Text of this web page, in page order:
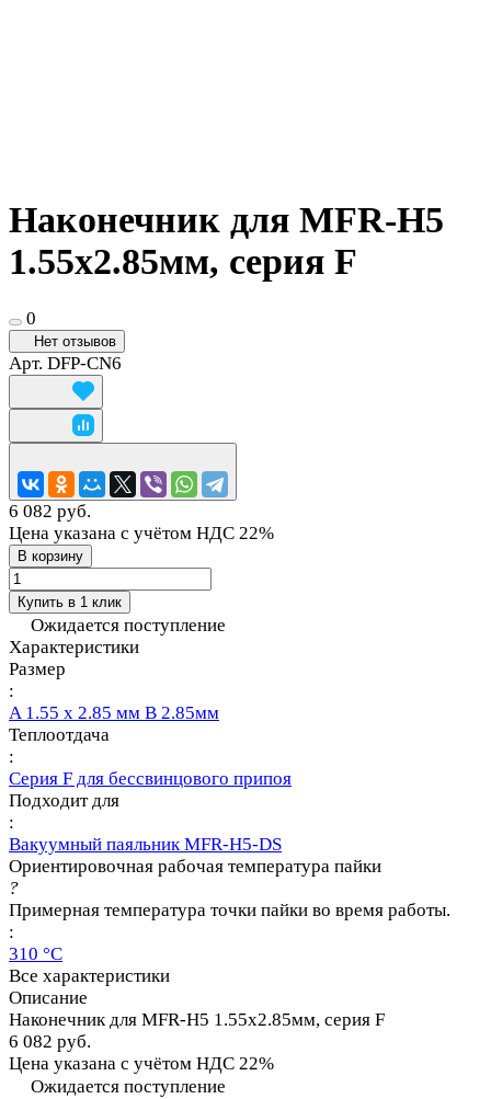
Наконечник для MFR-H5
1.55х2.85мм, серия F
0
Нет отзывов
Арт. DFP-CN6
6 082 руб.
Цена указана с учётом НДС 22%
В корзину
Купить в 1 клик
Ожидается поступление
Характеристики
Размер
:
A 1.55 х 2.85 мм B 2.85мм
Теплоотдача
:
Серия F для бессвинцового припоя
Подходит для
:
Вакуумный паяльник MFR-H5-DS
Ориентировочная рабочая температура пайки
?
Примерная температура точки пайки во время работы.
:
310 °C
Все характеристики
Описание
Наконечник для MFR-H5 1.55х2.85мм, серия F
6 082 руб.
Цена указана с учётом НДС 22%
Ожидается поступление